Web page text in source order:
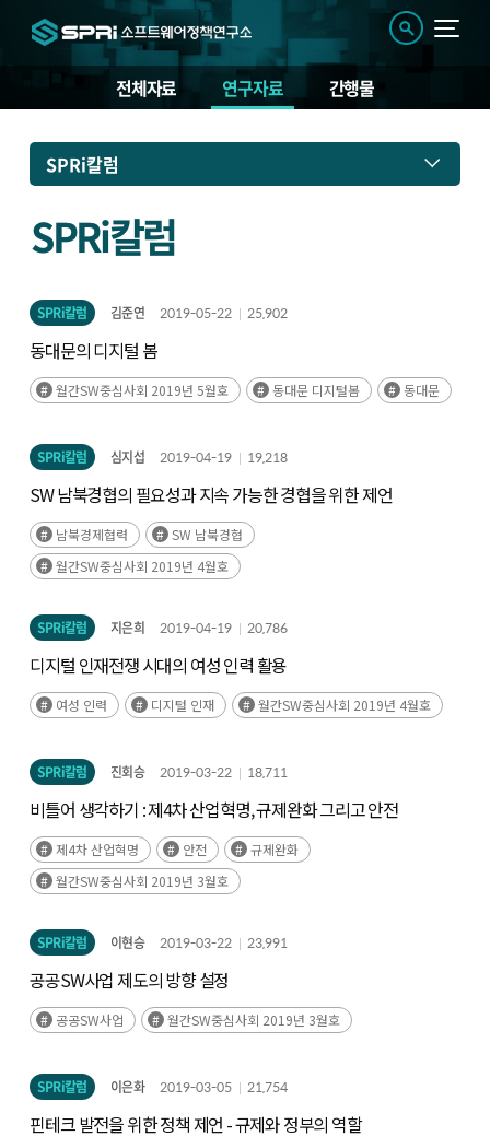
전체자료 연구자료 간행물
SPRi칼럼
SPRi칼럼
SPRi칼럼 김준연 2019-05-22 25,902
동대문의 디지털 봄
월간SW중심사회 2019년 5월호 동대문 디지털봄 동대문
SPRi칼럼 심지섭 2019-04-19 19,218
SW 남북경협의 필요성과 지속 가능한 경협을 위한 제언
남북경제협력
SW 남북경협
월간SW중심사회 2019년 4월호
SPRi칼럼 지은희 2019-04-19 20,786
디지털 인재전쟁 시대의 여성 인력 활용
여성 인력 디지털 인재 월간SW중심사회 2019년 4월호
SPRi칼럼 진회승 2019-03-22 18,711
비틀어 생각하기 : 제4차 산업혁명, 규제완화 그리고 안전
제4차 산업혁명 안전
규제완화
월간SW중심사회 2019년 3월호
SPRi칼럼 이현승 2019-03-22 23,991
공공SW사업 제도의 방향 설정
공공SW사업 월간SW중심사회 2019년 3월호
SPRi칼럼 이은화 2019-03-05 21,754
핀테크 발전을 위한 정책 제언 - 규제와 정부의 역할